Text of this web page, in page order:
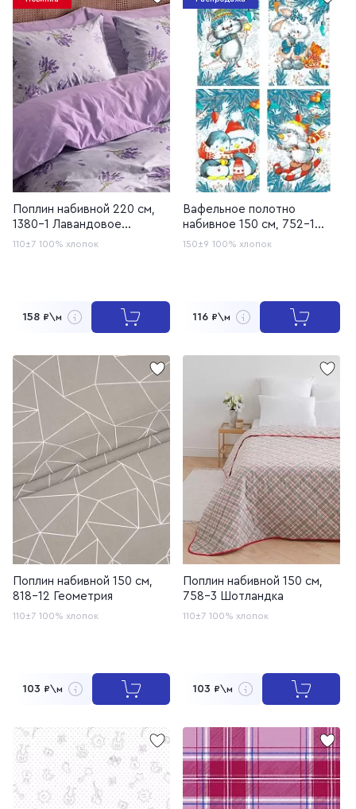
Поплин набивной 220 см,
1380-1 Лавандовое
кружево
110±7 100% хлопок
158 ₽\м
Вафельное полотно
набивное 150 см, 752-1
Зимние игрушки
150±9 100% хлопок
116 ₽\м
Поплин набивной 150 см,
818-12 Геометрия
110±7 100% хлопок
103 ₽\м
Поплин набивной 150 см,
758-3 Шотландка
110±7 100% хлопок
103 ₽\м